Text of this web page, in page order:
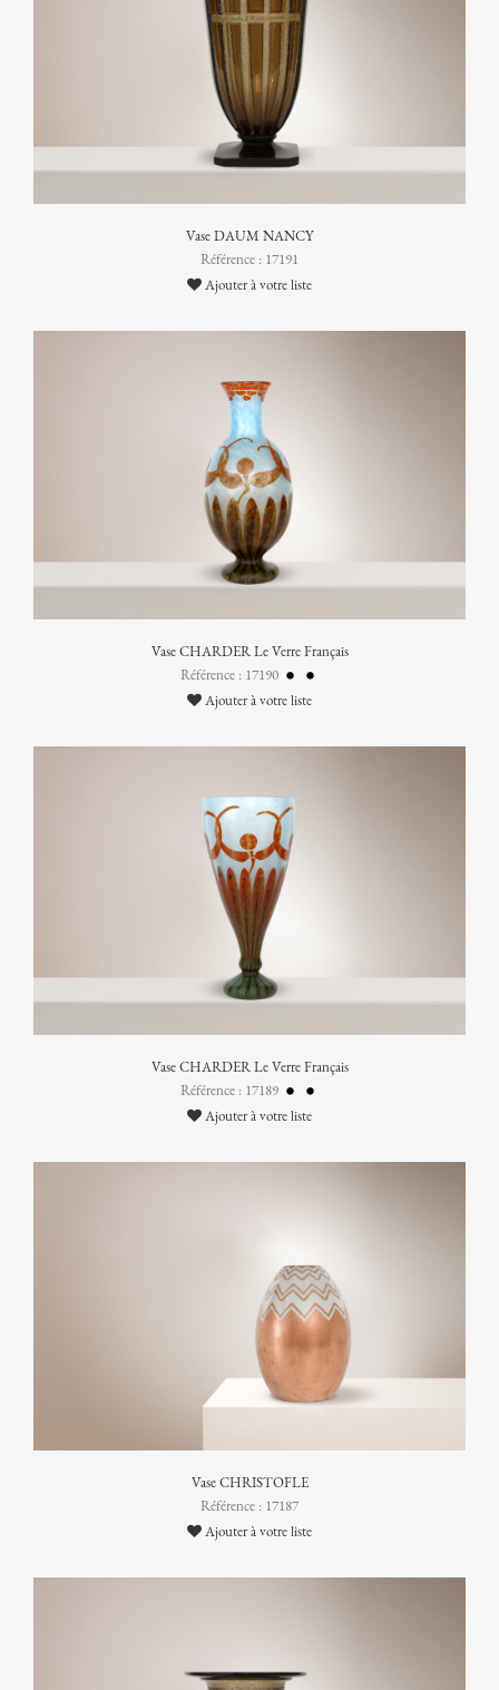
Vase DAUM NANCY
Référence : 17191
Ajouter à votre liste
Vase CHARDER Le Verre Français
Référence : 17190
Ajouter à votre liste
Vase CHARDER Le Verre Français
Référence : 17189
Ajouter à votre liste
Vase CHRISTOFLE
Référence : 17187
Ajouter à votre liste